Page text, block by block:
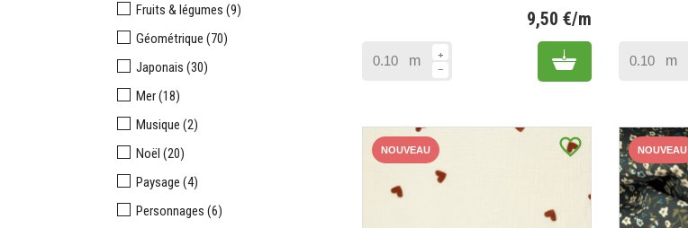
Fruits & légumes (9)
Géométrique (70)
Japonais (30)
Mer(18)
Musique (2)
Noël (20)
Paysage (4)
Personnages (6)
9,50 €/m
m Add to cart m
favorite_border
NOUVEAU NOUVEAU